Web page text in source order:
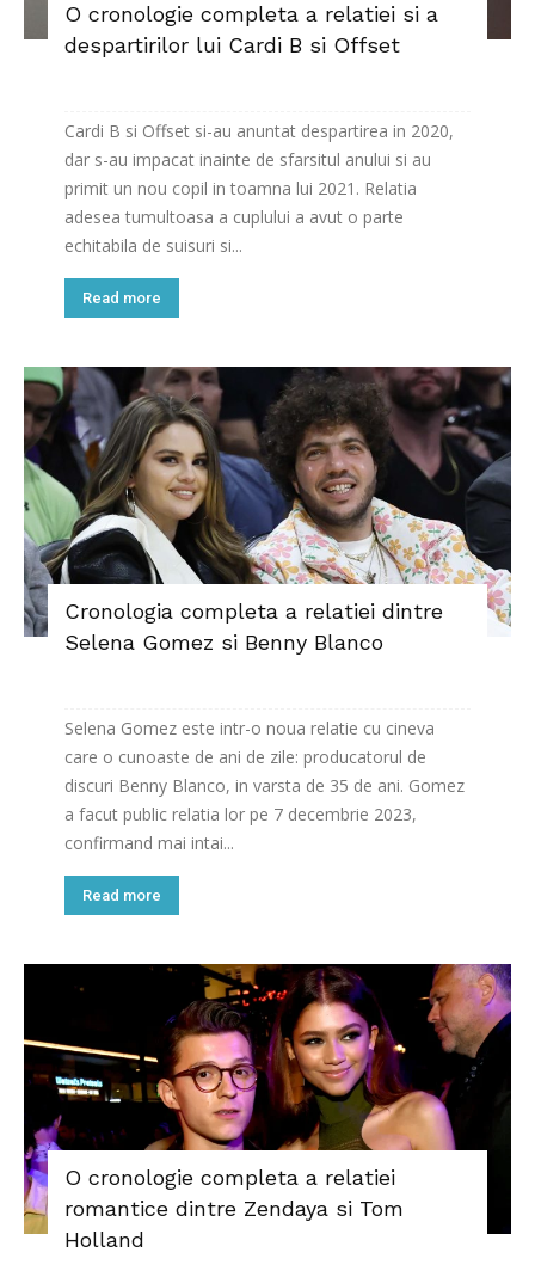
O cronologie completa a relatiei si a
despartirilor lui Cardi B si Offset
Cardi B si Offset si-au anuntat despartirea in 2020,
dar s-au impacat inainte de sfarsitul anului si au
primit un nou copil in toamna lui 2021. Relatia
adesea tumultoasa a cuplului a avut o parte
echitabila de suisuri si...
Read more
Cronologia completa a relatiei dintre
Selena Gomez si Benny Blanco
Selena Gomez este intr-o noua relatie cu cineva
care o cunoaste de ani de zile: producatorul de
discuri Benny Blanco, in varsta de 35 de ani. Gomez
a facut public relatia lor pe 7 decembrie 2023,
confirmand mai intai...
Read more
O cronologie completa a relatiei
romantice dintre Zendaya si Tom
Holland